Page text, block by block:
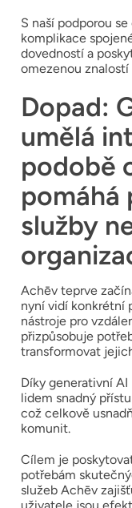
S naší podporou
komplikace
dovedností a
omezenou
Dopad:
umělá
podobě
pomáhá
služby
Achēv teprve
nyní vidí konkrétní
nástroje pro
přizpůsobuje
transformovat
Díky generativní
lidem snadný
což celkově
komunit.
Cílem je
potřebám
služeb Achēv